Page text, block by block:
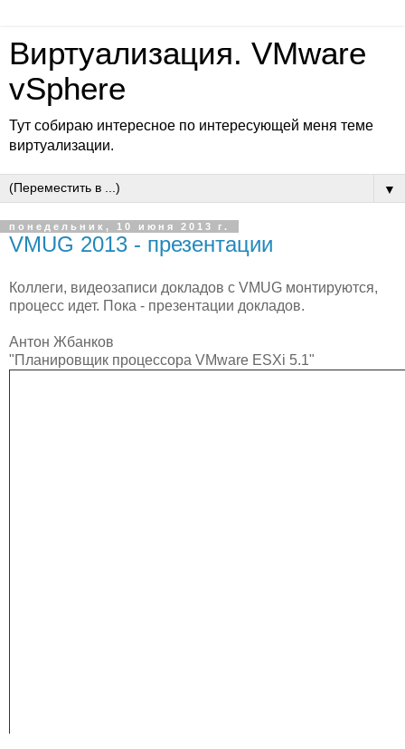
Виртуализация. VMware
vSphere
Тут собираю интересное по интересующей меня теме
виртуализации.
▼
понедельник, 10 июня 2013 г.
VMUG 2013 - презентации
Коллеги, видеозаписи докладов с VMUG монтируются,
процесс идет. Пока - презентации докладов.
Антон Жбанков
"Планировщик процессора VMware ESXi 5.1"